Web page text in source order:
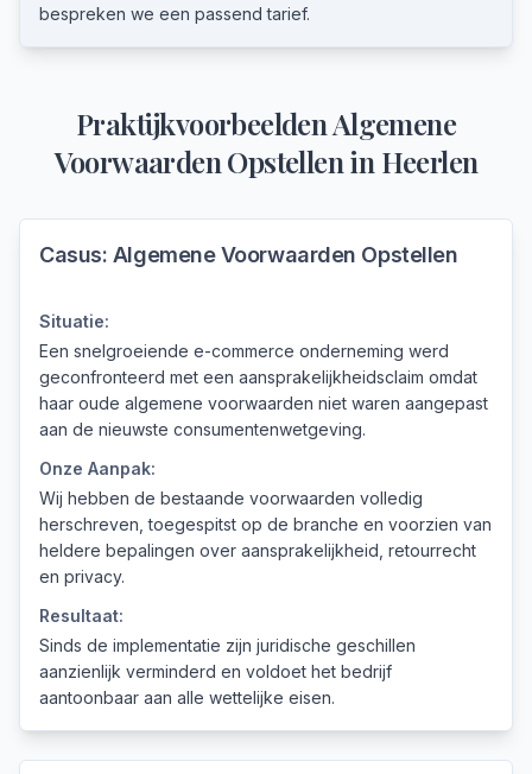
bespreken we een passend tarief.
PraktijkvoorbeeldenAlgemene
Voorwaarden Opstellenin Heerlen
Casus: Algemene Voorwaarden Opstellen
Situatie:
Een snelgroeiende e-commerce onderneming werd
geconfronteerd met een aansprakelijkheidsclaim omdat
haar oude algemene voorwaarden niet waren aangepast
aan de nieuwste consumentenwetgeving.
Onze Aanpak:
Wij hebben de bestaande voorwaarden volledig
herschreven, toegespitst op de branche en voorzien van
heldere bepalingen over aansprakelijkheid, retourrecht
en privacy.
Resultaat:
Sinds de implementatie zijn juridische geschillen
aanzienlijk verminderd en voldoet het bedrijf
aantoonbaar aan alle wettelijke eisen.